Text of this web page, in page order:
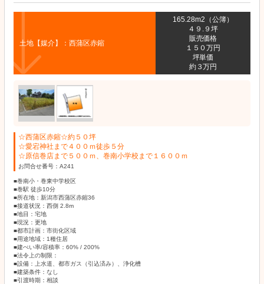
土地【媒介】：西蒲区赤鏥
165.28m2（公簿）
４９.９坪
販売価格
１５０万円
坪単価
約３万円
☆西蒲区赤鏥☆約５０坪
☆愛宕神社まで４００ｍ徒歩５分
☆原信巻店まで５００ｍ、巻南小学校まで１６００ｍ
お問合せ番号：A241
■巻南小・巻東中学校区
■巻駅 徒歩10分
■所在地：新潟市西蒲区赤鏥36
■接道状況：西側 2.8m
■地目：宅地
■現況：更地
■都市計画：市街化区域
■用途地域：1種住居
■建ぺい率/容積率：60% / 200%
■法令上の制限：
■設備：上水道、都市ガス（引込済み）、浄化槽
■建築条件：なし
■引渡時期：相談